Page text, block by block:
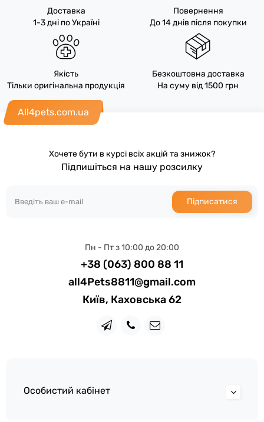
Доставка
1-3 дні по Україні
Повернення
До 14 днів після покупки
Якість
Тільки оригінальна продукція
Безкоштовна доставка
На суму від 1500 грн
All4pets.com.ua
Хочете бути в курсі всіх акцій та знижок?
Підпишіться на нашу розсилку
Підписатися
Пн - Пт з 10:00 до 20:00
+38 (063) 800 88 11
all4Pets8811@gmail.com
Київ, Каховська 62
Особистий кабінет